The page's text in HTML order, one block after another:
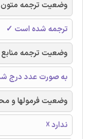
وضعیت ترجمه متون
ترجمه شده است ✓
وضعیت ترجمه
به صورت عدد درج
وضعیت فرمولها و
ندارد ☓